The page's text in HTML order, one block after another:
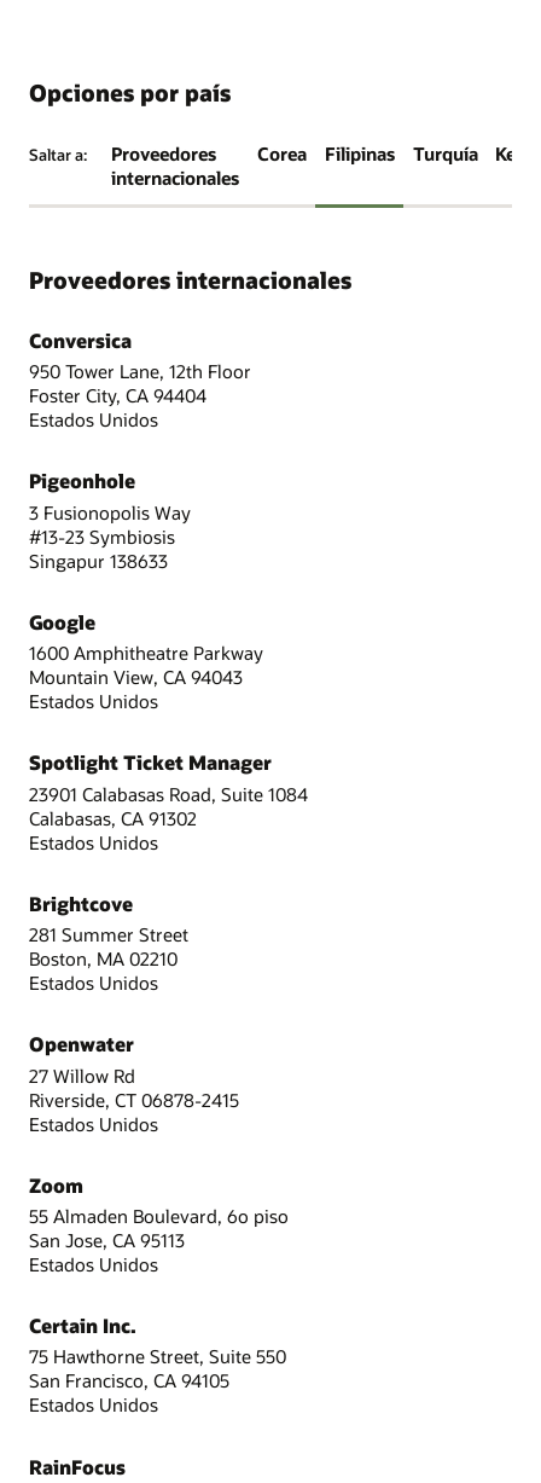
Opciones por país
Saltar a:
Proveedores
internacionales
Corea Filipinas Turquía
Proveedores internacionales
Conversica
950 Tower Lane, 12th Floor
Foster City, CA 94404
Estados Unidos
Pigeonhole
3 Fusionopolis Way
#13-23 Symbiosis
Singapur 138633
Google
1600 Amphitheatre Parkway
Mountain View, CA 94043
Estados Unidos
Spotlight Ticket Manager
23901 Calabasas Road, Suite 1084
Calabasas, CA 91302
Estados Unidos
Brightcove
281 Summer Street
Boston, MA 02210
Estados Unidos
Openwater
27 Willow Rd
Riverside, CT 06878-2415
Estados Unidos
Zoom
55 Almaden Boulevard, 6o piso
San Jose, CA 95113
Estados Unidos
Certain Inc.
75 Hawthorne Street, Suite 550
San Francisco, CA 94105
Estados Unidos
RainFocus